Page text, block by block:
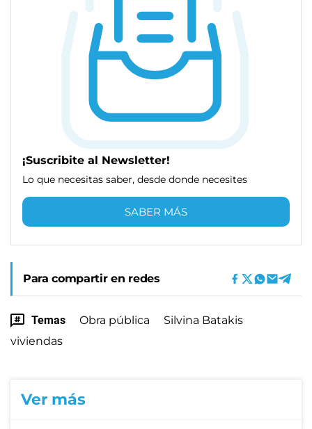
¡Suscribite al Newsletter!
Lo que necesitas saber, desde donde necesites
SABER MÁS
Para compartir en redes
Temas Obra pública
Silvina Batakis
viviendas
Ver más